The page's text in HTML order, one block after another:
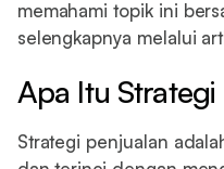
memahami topik ini
selengkapnya melalui
Apa Itu Strategi
Strategi penjualan